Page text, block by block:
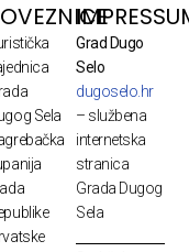
Sela
Grad Dugo
Selo
dugoselo.hr
– službena
internetska
stranica
Grada Dugog
Sela